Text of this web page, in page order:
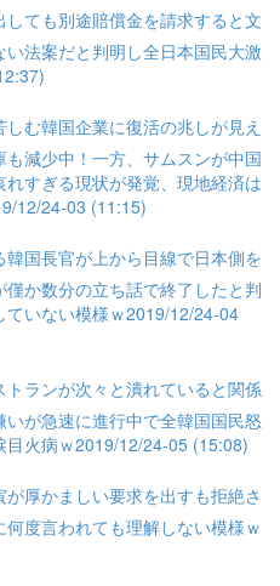
しても別途賠償金を請求すると文
法案だと判明し全日本国民大激
む韓国企業に復活の兆しが見え
減少中！一方、サムスンが中国
すぎる現状が発覚、現地経済は
12/24-03 (11:15)
韓国長官が上から目線で日本側を
か数分の立ち話で終了したと判
ていない模様ｗ2019/12/24-04
ランが次々と潰れていると関係
が急速に進行中で全韓国国民怒
目火病ｗ2019/12/24-05 (15:08)
厚かましい要求を出すも拒絶さ
度言われても理解しない模様ｗ